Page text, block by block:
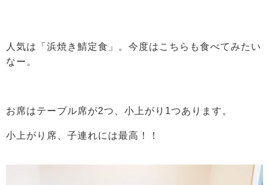
人気は「浜焼き鯖定食」。今度はこちらも食べてみたい
なー。
お席はテーブル席が2つ、小上がり1つあります。
小上がり席、子連れには最高！！